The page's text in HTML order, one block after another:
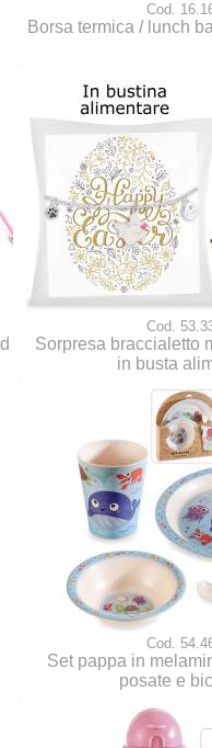
Cod.
Borsa termica / lunch
Cod.
Sorpresa braccialetto
in busta
Cod.
Set pappa in
posate e